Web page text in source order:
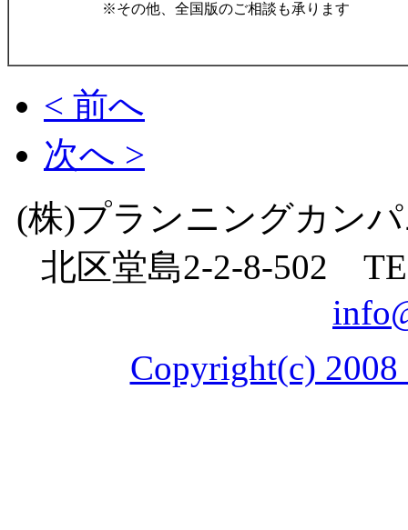
※その他、全国版のご相談も承ります
< 前へ
次へ >
(株)プランニングカン
北区堂島2-2-8-502
Copyright(c)